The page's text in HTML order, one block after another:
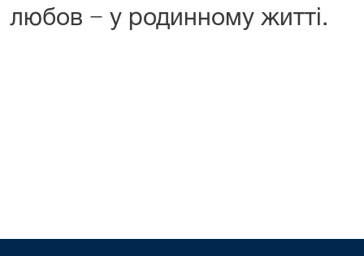
любов − у родинному житті.